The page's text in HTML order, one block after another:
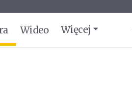
Wideo Więcej